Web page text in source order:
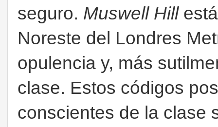
seguro. Muswell Hill
Noreste del Londres
opulencia y, más
clase. Estos códigos
conscientes de la clase